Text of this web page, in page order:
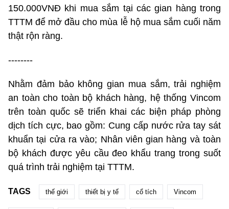
150.000VNĐ khi mua sắm tại các gian hàng trong
TTTM để mở đầu cho mùa lễ hộ mua sắm cuối năm
thật rộn ràng.
--------
Nhằm đảm bảo không gian mua sắm, trải nghiệm
an toàn cho toàn bộ khách hàng, hệ thống Vincom
trên toàn quốc sẽ triển khai các biện pháp phòng
dịch tích cực, bao gồm: Cung cấp nước rửa tay sát
khuẩn tại cửa ra vào; Nhân viên gian hàng và toàn
bộ khách được yêu cầu đeo khẩu trang trong suốt
quá trình trải nghiệm tại TTTM.
TAGS thế giới thiết bị y tế cổ tích Vincom